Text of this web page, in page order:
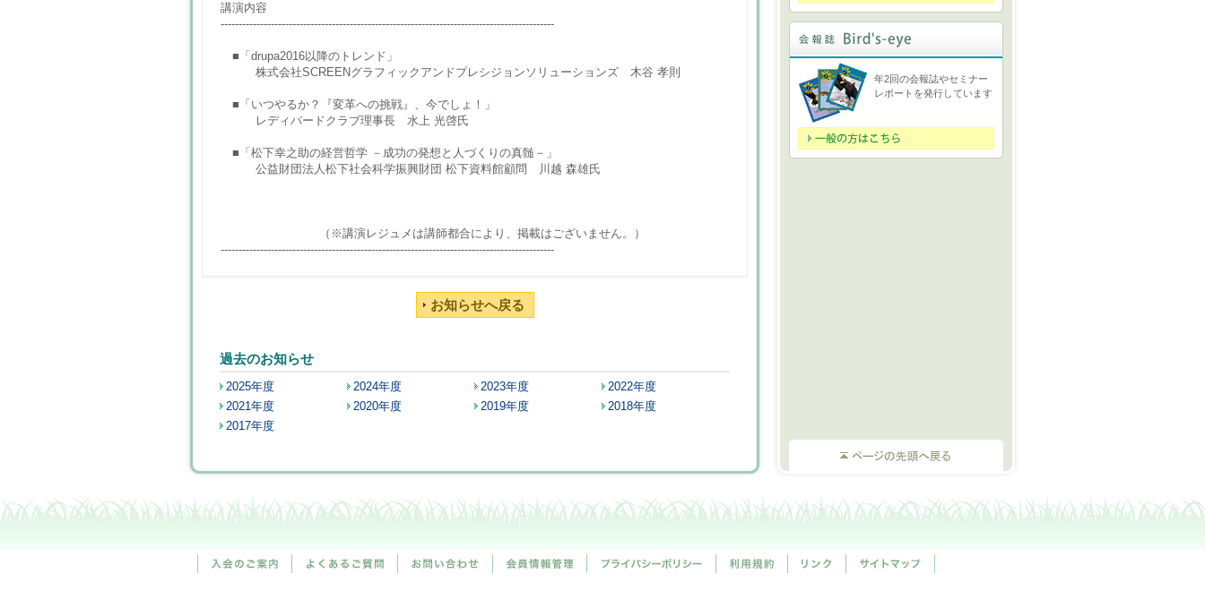
講演内容
---------------------------------------------------------------------------------------------
■「drupa2016以降のトレンド」
株式会社SCREENグラフィックアンドプレシジョンソリューションズ 木谷 孝則
■「いつやるか？『変革への挑戦』、今でしょ！」
レディバードクラブ理事長 水上 光啓氏
■「松下幸之助の経営哲学 －成功の発想と人づくりの真髄－」
公益財団法人松下社会科学振興財団 松下資料館顧問 川越 森雄氏
（※講演レジュメは講師都合により、掲載はございません。）
---------------------------------------------------------------------------------------------
お知らせへ戻る
過去のお知らせ
2025年度 2024年度 2023年度
2022年度
2021年度
2020年度 2019年度
2018年度
2017年度
年2回の会報誌やセミナー
レポートを発行しています